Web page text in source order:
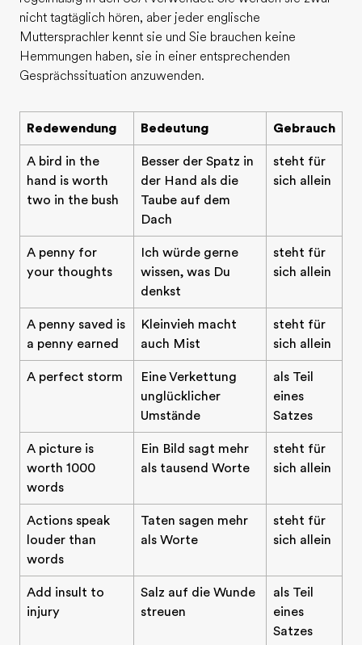
nicht tagtäglich hören, aber jeder englische
Muttersprachler kennt sie und Sie brauchen keine
Hemmungen haben, sie in einer entsprechenden
Gesprächssituation anzuwenden.
Redewendung Bedeutung Gebrauch
A bird in the
hand is worth
two in the bush
Besser der Spatz in
der Hand als die
Taube auf dem
Dach
steht für
sich allein
A penny for
your thoughts
Ich würde gerne
wissen, was Du
denkst
steht für
sich allein
A penny saved is
a penny earned
Kleinvieh macht
auch Mist
steht für
sich allein
A perfect storm
Eine Verkettung
unglücklicher
Umstände
als Teil
eines
Satzes
A picture is
worth 1000
words
Ein Bild sagt mehr
als tausend Worte
steht für
sich allein
Actions speak
louder than
words
Taten sagen mehr
als Worte
steht für
sich allein
Add insult to
injury
Salz auf die Wunde
streuen
als Teil
eines
Satzes